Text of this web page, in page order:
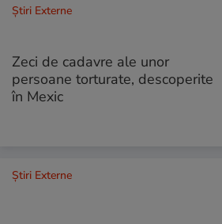
Știri Externe
Zeci de cadavre ale unor
persoane torturate, descoperite
în Mexic
Știri Externe